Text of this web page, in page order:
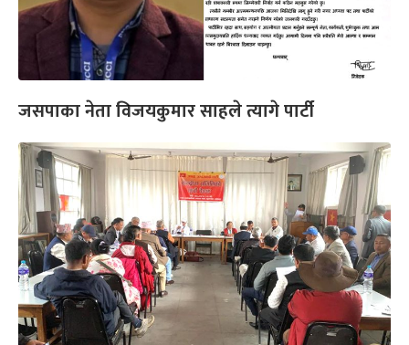
जसपाका नेता विजयकुमार साहले त्यागे पार्टी